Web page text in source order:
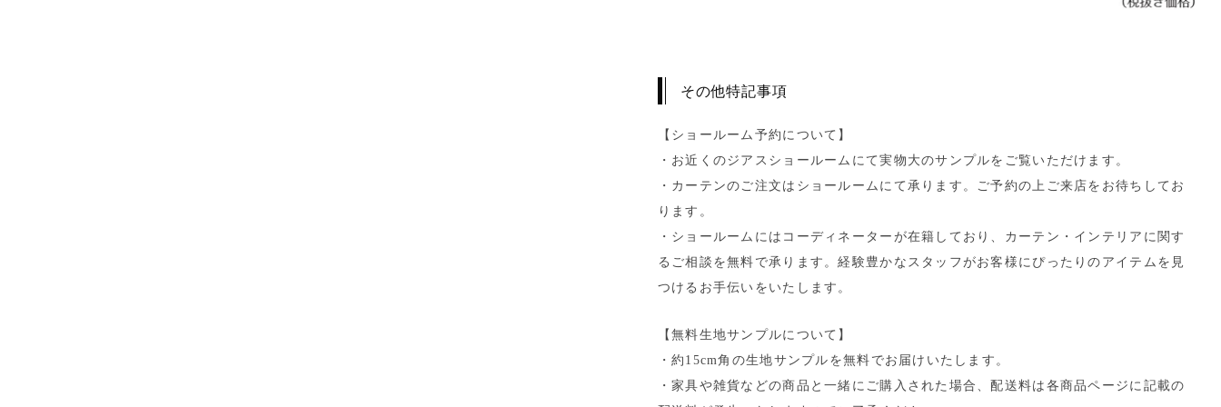
その他特記事項
【ショールーム予約について】
・お近くのジアスショールームにて実物大のサンプルをご覧いただけます。
・カーテンのご注文はショールームにて承ります。ご予約の上ご来店をお待ちしてお
ります。
・ショールームにはコーディネーターが在籍しており、カーテン・インテリアに関す
るご相談を無料で承ります。経験豊かなスタッフがお客様にぴったりのアイテムを見
つけるお手伝いをいたします。
【無料生地サンプルについて】
・約15cm角の生地サンプルを無料でお届けいたします。
・家具や雑貨などの商品と一緒にご購入された場合、配送料は各商品ページに記載の